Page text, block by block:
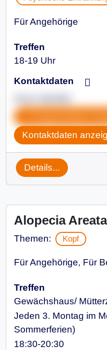
Für Angehörige
Treffen
18-19 Uhr
Kontaktdaten
Anne Stoeßel
Kontaktdaten
Details...
Alopecia
Themen: Kopf
Für Angehörige, Für
Treffen
Gewächshaus/
Jeden 3. Montag im
Sommerferien)
18:30-20:30